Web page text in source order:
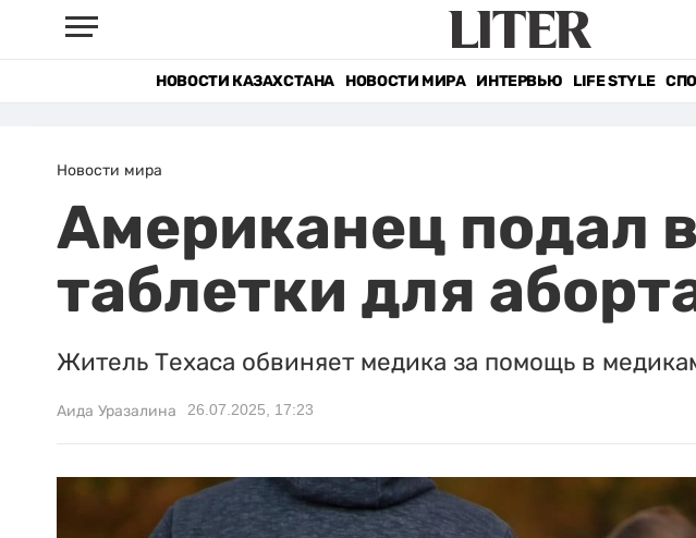
НОВОСТИ КАЗАХСТАНА НОВОСТИ МИРА ИНТЕРВЬЮ LIFE STYLE
Новости мира
Американец подал
таблетки для
Житель Техаса обвиняет медика за помощь в
Аида Уразалина 26.07.2025, 17:23